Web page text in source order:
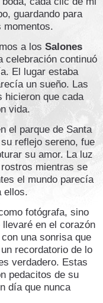
guardando para
momentos.
a los Salones
celebración continuó
El lugar estaba
un sueño. Las
hicieron que cada
vida.
el parque de Santa
reflejo sereno, fue
su amor. La luz
mientras se
el mundo parecía
ellos.
fotógrafa, sino
en el corazón
una sonrisa que
recordatorio de lo
verdadero. Estas
pedacitos de su
día que nunca